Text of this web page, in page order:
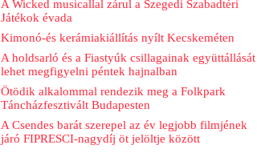
A Wicked musicallal zárul a Szegedi Szabadtéri
Játékok évada
Kimonó-és kerámiakiállítás nyílt Kecskeméten
A holdsarló és a Fiastyúk csillagainak együttállását
lehet megfigyelni péntek hajnalban
Ötödik alkalommal rendezik meg a Folkpark
Táncházfesztivált Budapesten
A Csendes barát szerepel az év legjobb filmjének
járó FIPRESCI-nagydíj öt jelöltje között